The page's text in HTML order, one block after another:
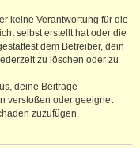
keine Verantwortung für die
selbst erstellt hat oder die
dem Betreiber, dein
zu löschen oder zu
deine Beiträge
verstoßen oder geeignet
zuzufügen.